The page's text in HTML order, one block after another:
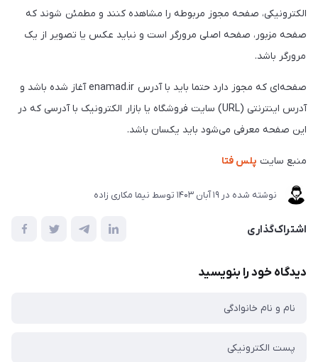
الکترونیکی، صفحه مجوز مربوطه را مشاهده کنند و مطمئن شوند که
صفحه‌ مزبور، صفحه اصلی مرورگر است و نباید عکس یا تصویر از یک
مرورگر باشد.
صفحه‌ای که مجوز دارد حتما باید با آدرس enamad.ir آغاز شده باشد و
آدرس اینترنتی (URL) سایت فروشگاه یا بازار الکترونیک با آدرسی که در
این صفحه معرفی می‌شود باید یکسان باشد.
منبع سایت پلس فتا
نوشته شده در 19 آبان 1403 توسط نیما مکاری زاده
اشتراک‌گذاری
دیدگاه خود را بنویسید